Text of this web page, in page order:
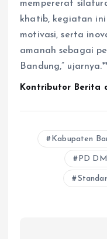
mempererat
khatib, kegiatan ini
motivasi, serta
amanah sebagai
Bandung,”
Kontributor Berita
Kabupaten
PD